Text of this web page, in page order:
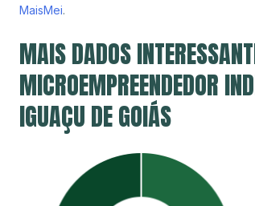
MaisMei.
MAIS DADOS
MICROEMPREENDEDOR
IGUAÇU DE GOIÁS